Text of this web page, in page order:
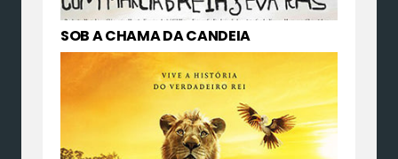
SOB A CHAMA DA CANDEIA